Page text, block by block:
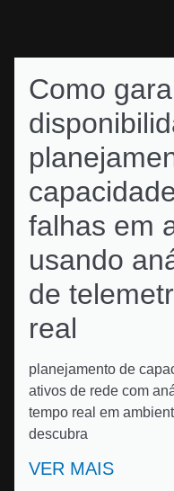
Como
falhas em
usando
de
real
planejamento de
ativos de rede com
tempo real em
descubra
VER MAIS